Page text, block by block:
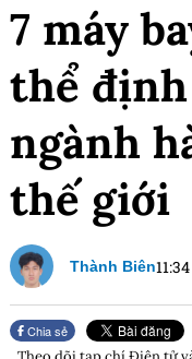
7 máy
thể
ngành
thế giới
Thành Biên11:34
Chia sẻ